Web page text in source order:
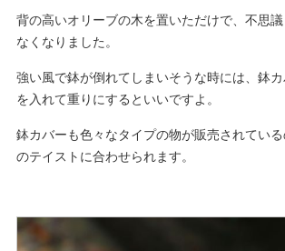
背の高いオリーブの木を置いただけで、不思
なくなりました。
強い風で鉢が倒れてしまいそうな時には、鉢
を入れて重りにするといいですよ。
鉢カバーも色々なタイプの物が販売されてい
のテイストに合わせられます。